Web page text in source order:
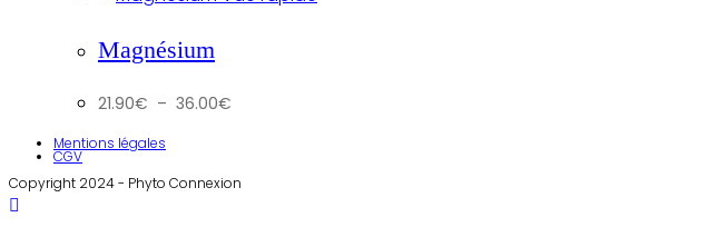
Magnésium
21.90€ – 36.00€
Mentions légales
CGV
Copyright 2024 - Phyto Connexion